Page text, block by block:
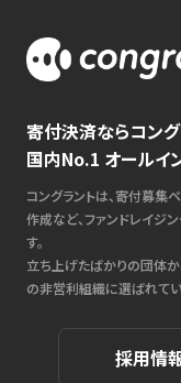
寄付決済ならコン
国内No.1 オールイ
コングラントは、寄付募集
作成など、ファンドレイジ
す。
立ち上げたばかりの団体
の非営利組織に選ばれてい
採用情